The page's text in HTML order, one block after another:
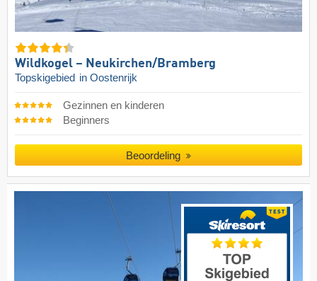
Wildkogel – Neukirchen/​Bramberg
Topskigebied in Oostenrijk
Gezinnen en kinderen
Beginners
Beoordeling